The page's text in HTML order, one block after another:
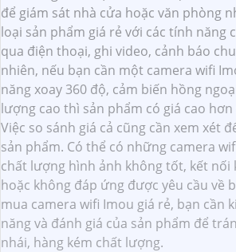
để giám sát nhà cửa hoặc văn phòng
loại sản phẩm giá rẻ với các tính năng
qua điện thoại, ghi video, cảnh báo
nhiên, nếu bạn cần một camera wifi
năng xoay 360 độ, cảm biến hồng
lượng cao thì sản phẩm có giá cao
Việc so sánh giá cả cũng cần xem xét
sản phẩm. Có thể có những camera
chất lượng hình ảnh không tốt, kết nối
hoặc không đáp ứng được yêu cầu về
mua camera wifi Imou giá rẻ, bạn cần
năng và đánh giá của sản phẩm để
nhái, hàng kém chất lượng.